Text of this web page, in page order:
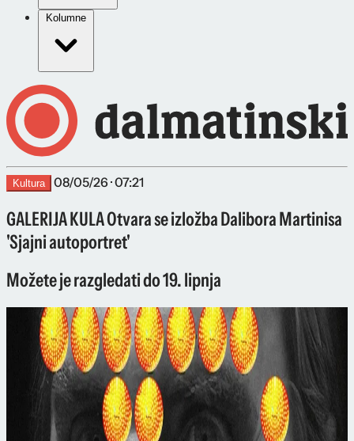
Kolumne
Kultura 08/05/26 · 07:21
GALERIJA KULA Otvara se izložba Dalibora Martinisa
'Sjajni autoportret'
Možete je razgledati do 19. lipnja